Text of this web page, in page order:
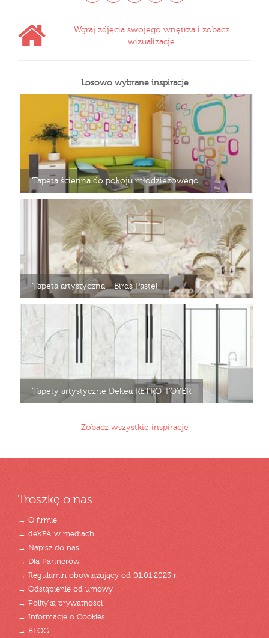
Wgraj zdjęcia swojego wnętrza i zobacz
wizualizacje
Losowo wybrane inspiracje
Tapeta ścienna do pokoju młodzieżowego
Tapeta artystyczna _ Birds Pastel
Tapety artystyczne Dekea RETRO_FOYER
Zobacz wszystkie inspiracje
Troszkę o nas
→ O firmie
→ deKEA w mediach
→ Napisz do nas
→ Dla Partnerów
→ Regulamin obowiązujący od 01.01.2023 r.
→ Odstąpienie od umowy
→ Polityka prywatności
→ Informacje o Cookies
→ BLOG